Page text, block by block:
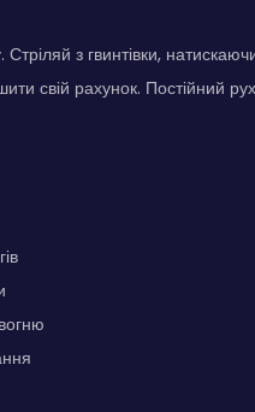
Стріляй з гвинтівки,
свій рахунок. Постійний